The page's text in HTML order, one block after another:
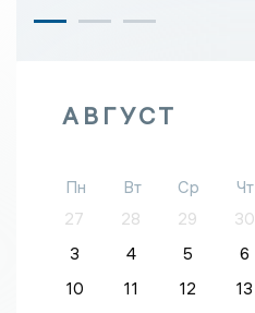
АВГУСТ
Пн Вт Ср Чт
27
28 29 30
3
4 5 6
10
11 12 13